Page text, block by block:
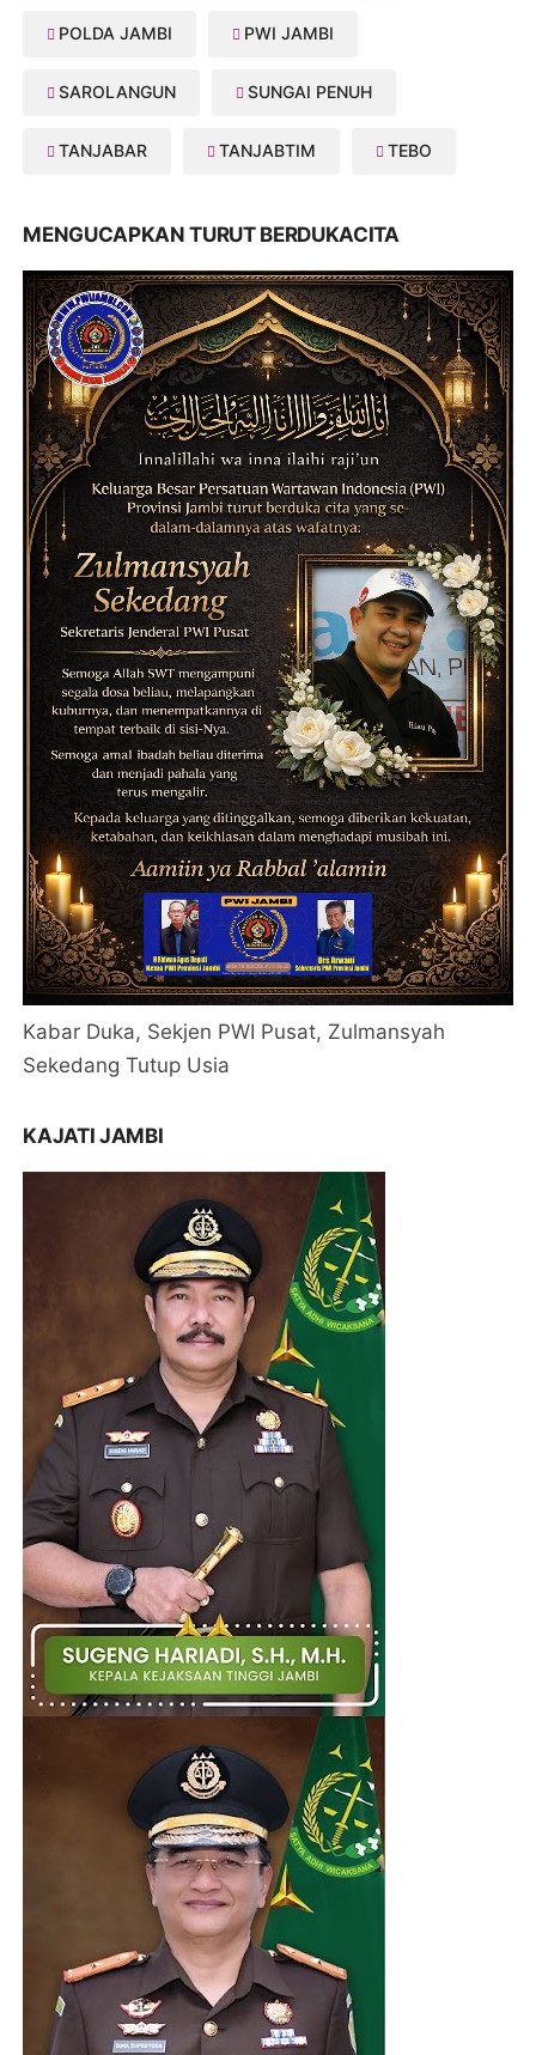
POLDA JAMBI PWI JAMBI
SAROLANGUN SUNGAI PENUH
TANJABAR TANJABTIM TEBO
MENGUCAPKAN TURUT BERDUKACITA
Kabar Duka, Sekjen PWI Pusat, Zulmansyah
Sekedang Tutup Usia
KAJATI JAMBI